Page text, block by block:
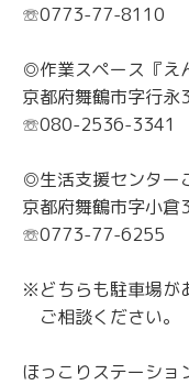
☏0773-77-8110
◎作業スペース『え
京都府舞鶴市字行
☏080-2536-3341
◎生活支援センター
京都府舞鶴市字小倉
☏0773-77-6255
※どちらも駐車場が
ご相談ください。
ほっこりステーショ